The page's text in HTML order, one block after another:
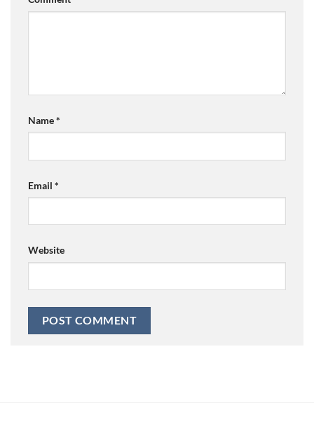
Name*
Email *
Website